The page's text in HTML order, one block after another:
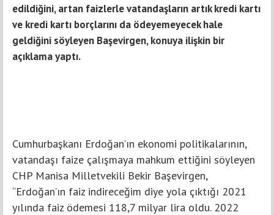
edildiğini, artan faizlerle vatandaşların artık kredi kartı
ve kredi kartı borçlarını da ödeyemeyecek hale
geldiğini söyleyen Başevirgen, konuya ilişkin bir
açıklama yaptı.
Cumhurbaşkanı Erdoğan’ın ekonomi politikalarının,
vatandaşı faize çalışmaya mahkum ettiğini söyleyen
CHP Manisa Milletvekili Bekir Başevirgen,
“Erdoğan’ın faiz indireceğim diye yola çıktığı 2021
yılında faiz ödemesi 118,7 milyar lira oldu. 2022